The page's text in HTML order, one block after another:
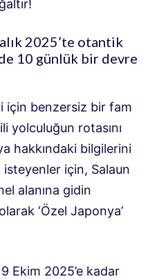
2025’te otantik
10 günlük bir devre
için benzersiz bir fam
yolculuğun rotasını
hakkındaki bilgilerini
için, Salaun
alanına gidin
‘Özel Japonya’
Ekim 2025’e kadar